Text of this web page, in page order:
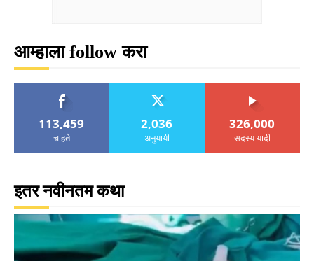
आम्हाला follow करा
113,459
चाहते
2,036
अनुयायी
326,000
सदस्य यादी
इतर नवीनतम कथा